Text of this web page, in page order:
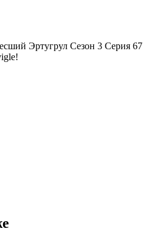
Эртугрул Сезон 3 Серия 67